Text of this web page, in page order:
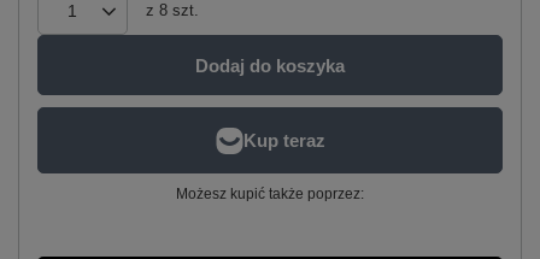
z 8 szt.
Dodaj do koszyka
Możesz kupić także poprzez: